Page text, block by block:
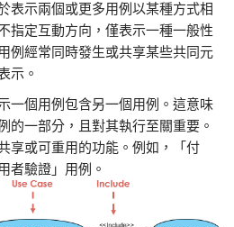
表示兩個或更多用例以某種方式相
指定互動方向，僅表示一種一般性
例經常同時發生或共享某些共同元
示。
一個用例包含另一個用例。這意味
的一部分，且對其執行至關重要。
享或可重用的功能。例如，「付
者驗證」用例。